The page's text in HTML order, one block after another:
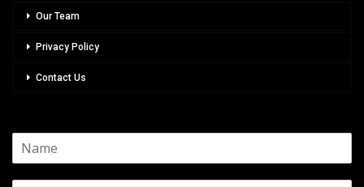
Our Team
Privacy Policy
Contact Us